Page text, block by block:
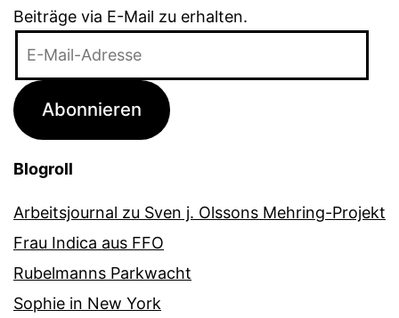
Beiträge via E-Mail zu erhalten.
Adresse
Abonnieren
Blogroll
Arbeitsjournal zu Sven j. Olssons Mehring-Projekt
Frau Indica aus FFO
Rubelmanns Parkwacht
Sophie in New York